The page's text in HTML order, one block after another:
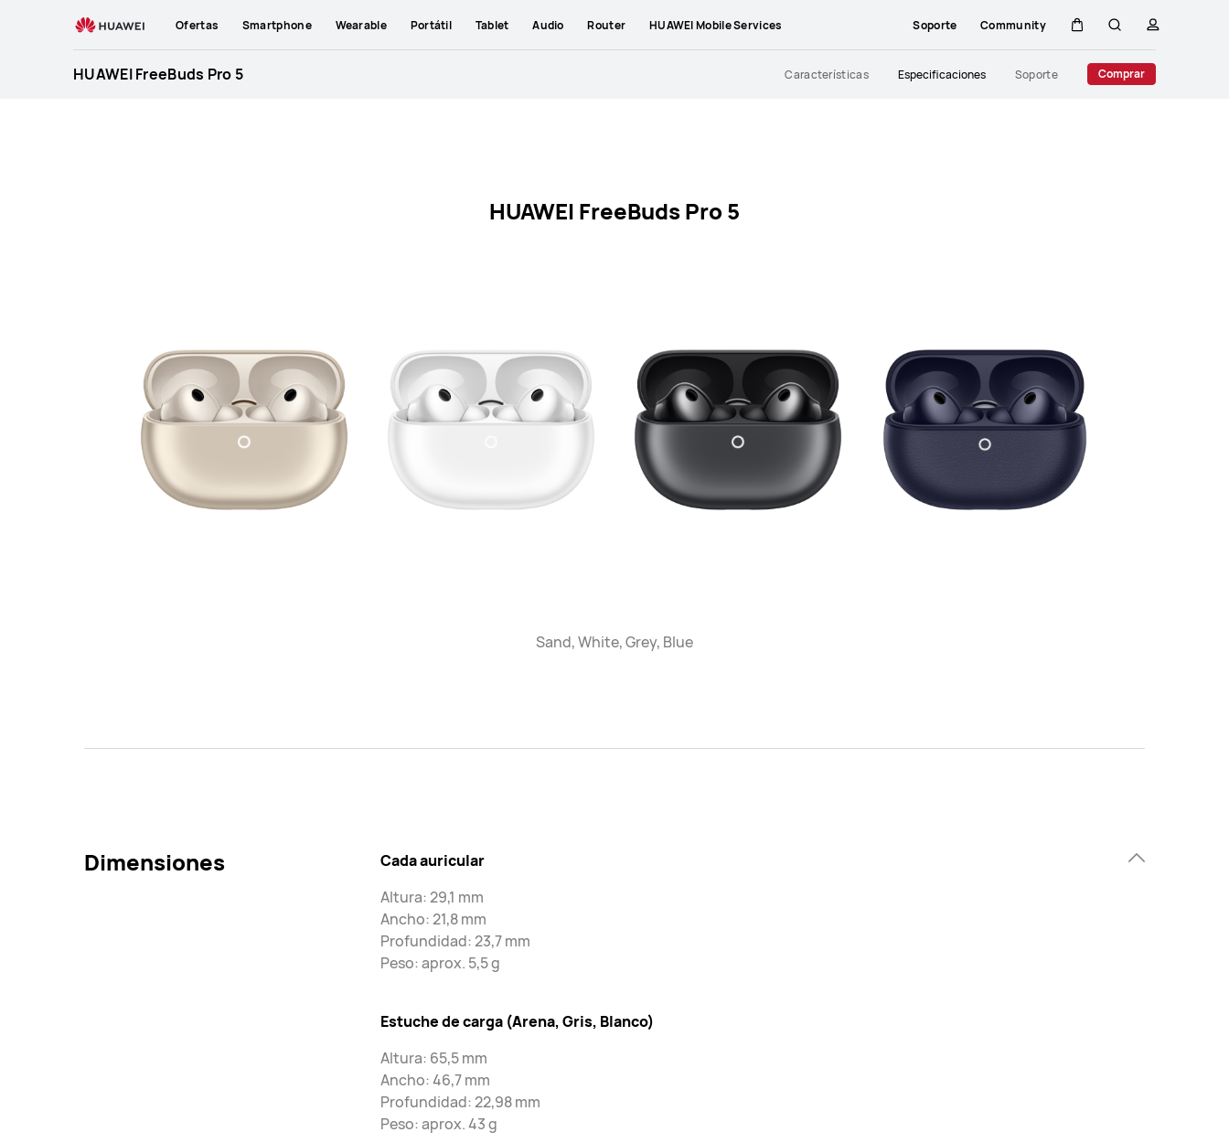
Ofertas Smartphone Wearable Portátil Tablet Audio Router HUAWEI Mobile Services Soporte Community
CarritoBúsqueda
perfil
HUAWEI FreeBuds Pro 5 Características Especificaciones Soporte Comprar
HUAWEI FreeBuds Pro 5
Sand, White, Grey, Blue
Dimensiones
Cada auricular
Altura: 29,1 mm
Ancho: 21,8 mm
Profundidad: 23,7 mm
Peso: aprox. 5,5 g
Estuche de carga (Arena, Gris, Blanco)
Altura: 65,5 mm
Ancho: 46,7 mm
Profundidad: 22,98 mm
Peso: aprox. 43 g